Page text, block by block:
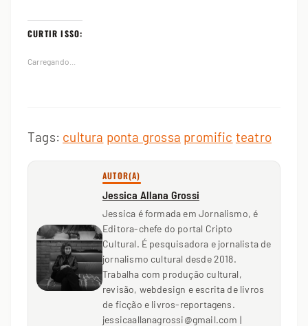
CURTIR ISSO:
Carregando...
Tags: cultura ponta grossa promific teatro
AUTOR(A)
Jessica Allana Grossi
Jessica é formada em Jornalismo, é
Editora-chefe do portal Cripto
Cultural. É pesquisadora e jornalista de
jornalismo cultural desde 2018.
Trabalha com produção cultural,
revisão, webdesign e escrita de livros
de ficção e livros-reportagens.
jessicaallanagrossi@gmail.com |